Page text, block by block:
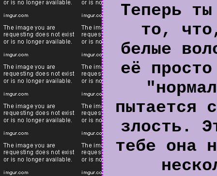
Теперь
то,
белые
её
пытается
злость.
тебе она